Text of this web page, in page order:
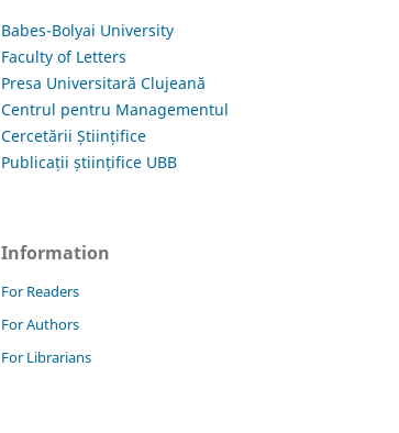
Babes-Bolyai University
Faculty of Letters
Presa Universitară Clujeană
Centrul pentru Managementul
Cercetării Științifice
Publicații științifice UBB
Information
For Readers
For Authors
For Librarians